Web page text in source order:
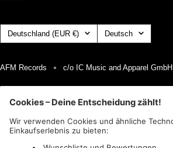
Land/Region Deutschland (EUR €) Sprache
Deutsch
AFM Records c/o IC Music and Apparel GmbH
Wir akzeptieren